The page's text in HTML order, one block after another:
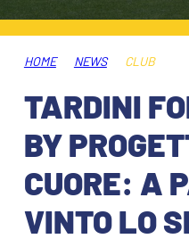
HOSPITALITY
MUSEUM CLUB
BIGLIETTI
ABBONAMENTI
INFO BIGLIETTI
TARDINI CARD
INFORMAZIONI
SHOP
ESPORTS
IL CLUB
HOME NEWS CLUB
TARDINI
BY
CUORE: A
VINTO LO